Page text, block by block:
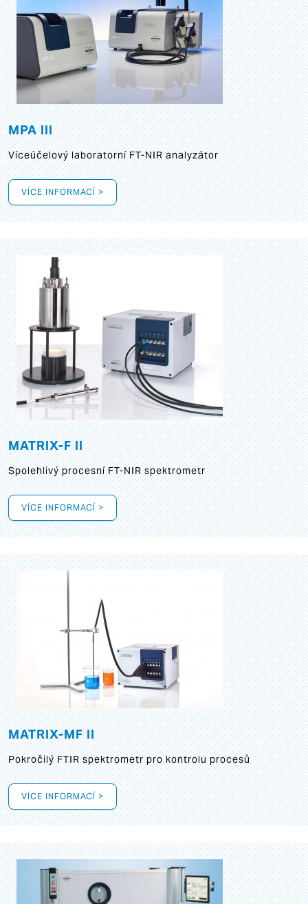
MPA III
Víceúčelový laboratorní FT-NIR analyzátor
VÍCE INFORMACÍ >
MATRIX-F II
Spolehlivý procesní FT-NIR spektrometr
VÍCE INFORMACÍ >
MATRIX-MF II
Pokročilý FTIR spektrometr pro kontrolu procesů
VÍCE INFORMACÍ >